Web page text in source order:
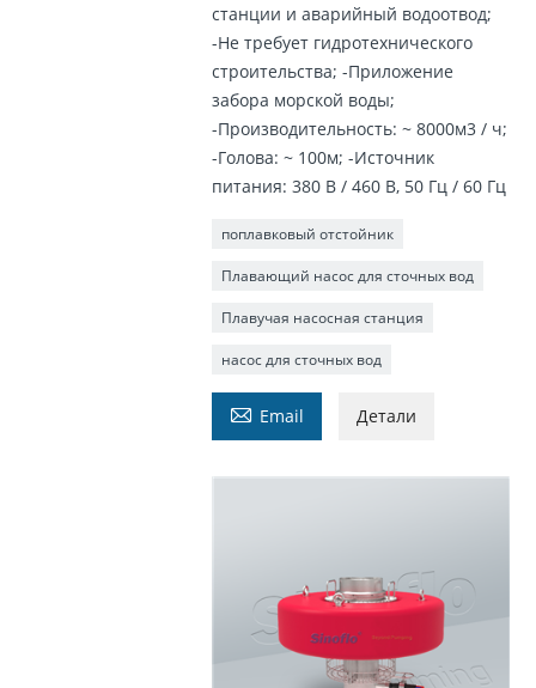
станции и аварийный водоотвод;
-Не требует гидротехнического
строительства; -Приложение
забора морской воды;
-Производительность: ~ 8000м3 / ч;
-Голова: ~ 100м; -Источник
питания: 380 В / 460 В, 50 Гц / 60 Гц
поплавковый отстойник
Плавающий насос для сточных вод
Плавучая насосная станция
насос для сточных вод
 Email Детали